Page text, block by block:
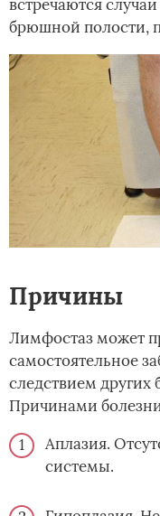
встречаются
брюшной полости,
Причины
Лимфостаз может
самостоятельное
следствием других
Причинами болезни
Аплазия.
системы.